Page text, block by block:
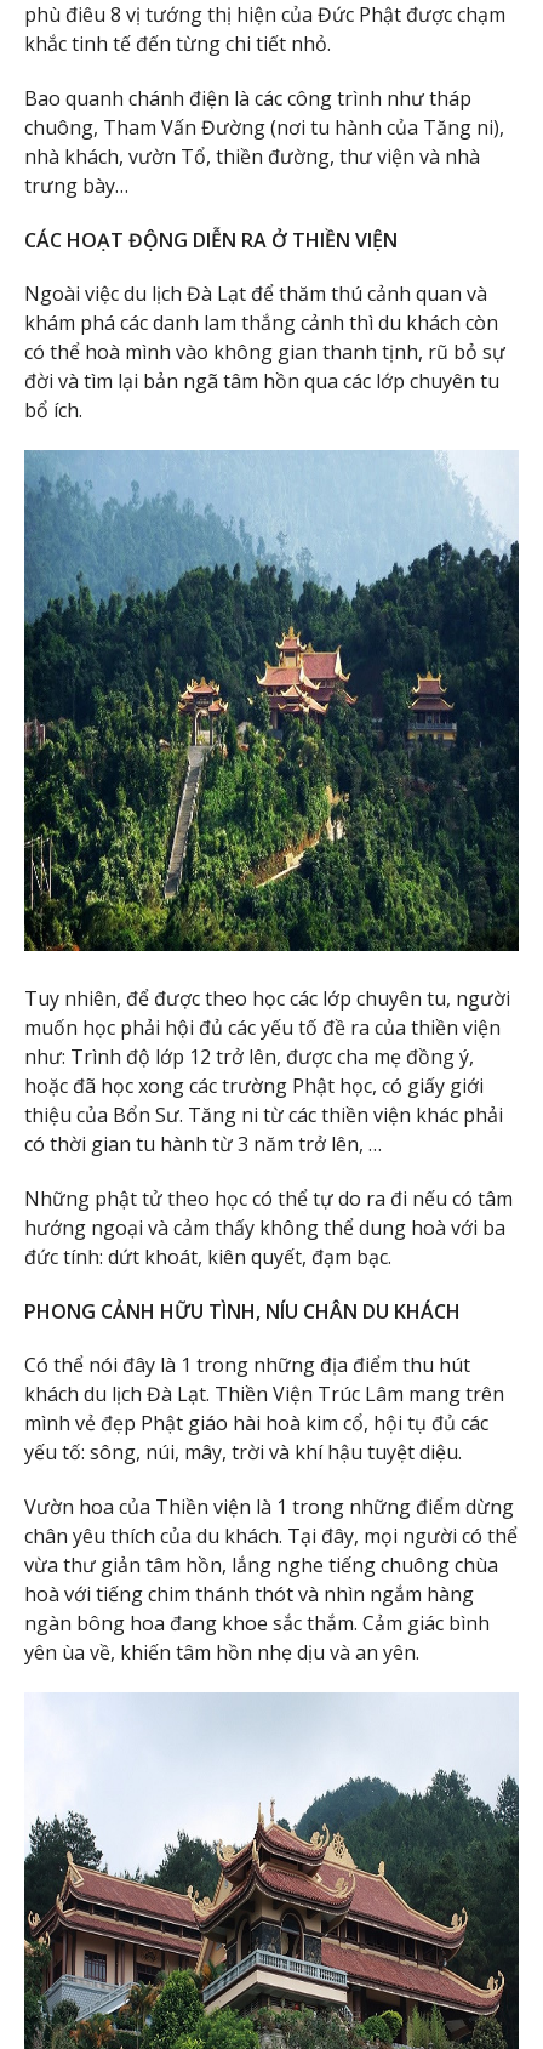
phù điêu 8 vị tướng thị hiện của Đức Phật được chạm
khắc tinh tế đến từng chi tiết nhỏ.
Bao quanh chánh điện là các công trình như tháp
chuông, Tham Vấn Đường (nơi tu hành của Tăng ni),
nhà khách, vườn Tổ, thiền đường, thư viện và nhà
trưng bày…
CÁC HOẠT ĐỘNG DIỄN RA Ở THIỀN VIỆN
Ngoài việc du lịch Đà Lạt để thăm thú cảnh quan và
khám phá các danh lam thắng cảnh thì du khách còn
có thể hoà mình vào không gian thanh tịnh, rũ bỏ sự
đời và tìm lại bản ngã tâm hồn qua các lớp chuyên tu
bổ ích.
Tuy nhiên, để được theo học các lớp chuyên tu, người
muốn học phải hội đủ các yếu tố đề ra của thiền viện
như: Trình độ lớp 12 trở lên, được cha mẹ đồng ý,
hoặc đã học xong các trường Phật học, có giấy giới
thiệu của Bổn Sư. Tăng ni từ các thiền viện khác phải
có thời gian tu hành từ 3 năm trở lên, …
Những phật tử theo học có thể tự do ra đi nếu có tâm
hướng ngoại và cảm thấy không thể dung hoà với ba
đức tính: dứt khoát, kiên quyết, đạm bạc.
PHONG CẢNH HỮU TÌNH, NÍU CHÂN DU KHÁCH
Có thể nói đây là 1 trong những địa điểm thu hút
khách du lịch Đà Lạt. Thiền Viện Trúc Lâm mang trên
mình vẻ đẹp Phật giáo hài hoà kim cổ, hội tụ đủ các
yếu tố: sông, núi, mây, trời và khí hậu tuyệt diệu.
Vườn hoa của Thiền viện là 1 trong những điểm dừng
chân yêu thích của du khách. Tại đây, mọi người có thể
vừa thư giản tâm hồn, lắng nghe tiếng chuông chùa
hoà với tiếng chim thánh thót và nhìn ngắm hàng
ngàn bông hoa đang khoe sắc thắm. Cảm giác bình
yên ùa về, khiến tâm hồn nhẹ dịu và an yên.